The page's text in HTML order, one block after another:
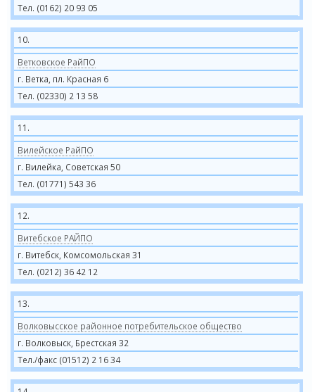
Тел. (0162) 20 93 05
10.
Ветковское РайПО
г. Ветка, пл. Красная 6
Тел. (02330) 2 13 58
11.
Вилейское РайПО
г. Вилейка, Советская 50
Тел. (01771) 543 36
12.
Витебское РАЙПО
г. Витебск, Комсомольская 31
Тел. (0212) 36 42 12
13.
Волковысское районное потребительское общество
г. Волковыск, Брестская 32
Тел./факс (01512) 2 16 34